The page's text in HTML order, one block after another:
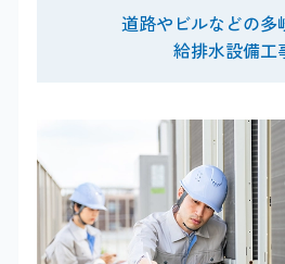
道路やビルなどの多
給排水設備工